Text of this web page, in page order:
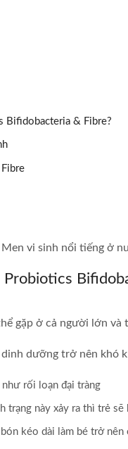
Bifidobacteria & Fibre?
Men vi sinh nổi tiếng ở
gặp ở cả người lớn
dưỡng trở nên khó
như rối loạn đại tràng
trạng này xảy ra thì trẻ
kéo dài làm bé trở